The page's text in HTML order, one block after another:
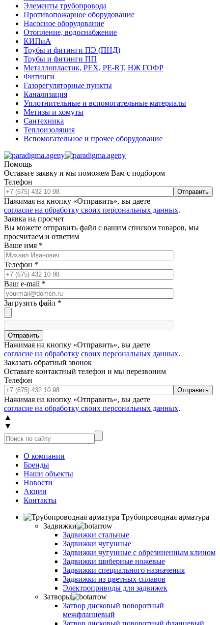
Элементы трубопровода
Противопожарное оборудование
Насосное оборудование
Отопление, водоснабжение
КИПиА
Трубы и фитинги ПЭ (ПНД)
Трубы и фитинги ПП
Металлопластик, РЕХ, РЕ-RТ, НЖ ГОФР
Фитинги
Газорегуляторные пункты
Канализация
Уплотнительные и вспомогательные материалы
Метизы и хомуты
Сантехника
Теплоизоляция
Вспомогательное и прочее оборудование
Помощь
Оставьте заявку и мы поможем Вам с подбором
Телефон
Отправить
Нажимая на кнопку «Отправить», вы даете
согласие на обработку своих персональных данных.
Заявка на просчет
Вы можете отправить файл с вашим списком товаров, мы
просчитаем и ответим
Ваше имя *
Телефон *
Ваш e-mail *
Загрузить файл *
Отправить
Нажимая на кнопку «Отправить», вы даете
согласие на обработку своих персональных данных.
Заказать обратный звонок
Оставьте контактный телефон и мы перезвоним
Телефон
Отправить
Нажимая на кнопку «Отправить», вы даете
согласие на обработку своих персональных данных.
▲
▼
О компании
Бренды
Наши объекты
Новости
Акции
Контакты
Трубопроводная арматура
Задвижки
Задвижки стальные
Задвижки чугунные
Задвижки чугунные с обрезиненным клином
Задвижки шиберные ножевые
Задвижки специального назначения
Задвижки из цветных сплавов
Электроприводы для задвижек
Затворы
Затвор дисковый поворотный
межфланцевый
Затвор дисковый поворотный фланцевый